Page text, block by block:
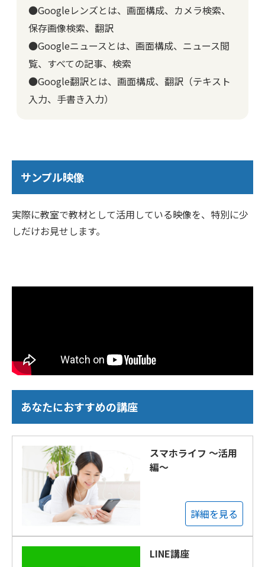
●Googleレンズとは、画面構成、カメラ検索、
保存画像検索、翻訳
●Googleニュースとは、画面構成、ニュース閲
覧、すべての記事、検索
●Google翻訳とは、画面構成、翻訳（テキスト
入力、手書き入力）
サンプル映像
実際に教室で教材として活用している映像を、特別に少
しだけお見せします。
あなたにおすすめの講座
スマホライフ ～活用
編～
詳細を見る
LINE講座